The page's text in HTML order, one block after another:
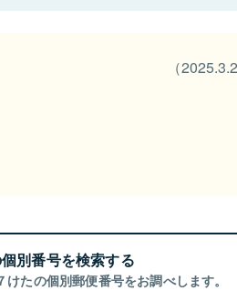
（
別番号を検索する
けたの個別郵便番号をお調べします。